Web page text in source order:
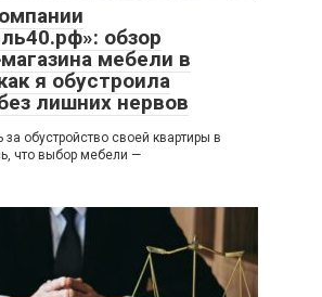
обзор
мебели в
я обустроила
лишних нервов
за обустройство своей квартиры в
что выбор мебели —